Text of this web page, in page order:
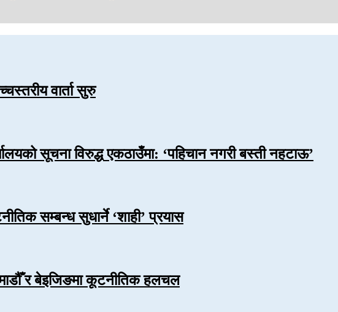
वार्ता सुरु
सूचना विरुद्ध एकठाउँमा: ‘पहिचान नगरी बस्ती नहटाऊ’
सम्बन्ध सुधार्ने ‘शाही’ प्रयास
र बेइजिङमा कूटनीतिक हलचल